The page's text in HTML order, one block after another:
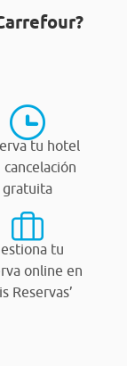
tu hotel
cancelación
gratuita
tu
online en
Reservas’